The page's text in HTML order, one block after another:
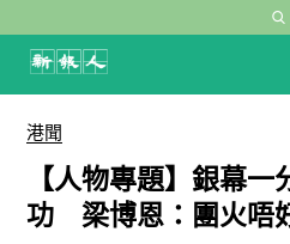
港聞
【人物專題】銀幕
功 梁博恩：團火唔